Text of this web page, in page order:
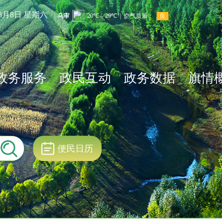
月8日 星期六
务服务 政民互动 政务数据 旗情
便民日历